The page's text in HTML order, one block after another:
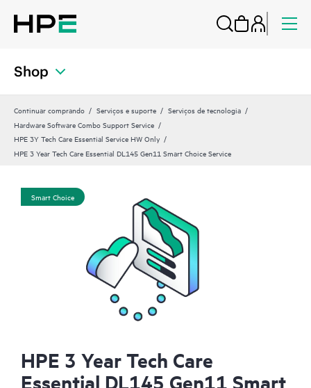
Shop
Continuar comprando Serviços e suporte
Serviços de tecnologia
Hardware Software Combo Support Service
HPE 3Y Tech Care Essential Service HW Only
HPE 3 Year Tech Care Essential DL145 Gen11 Smart Choice Service
Smart Choice
HPE 3 Year Tech Care
Essential DL145 Gen11 Smart